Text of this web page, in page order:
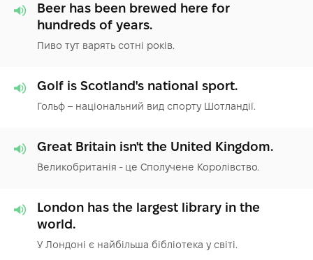
Beer has been brewed here for
hundreds of years.
Пиво тут варять сотні років.
Golf is Scotland's national sport.
Гольф – національний вид спорту Шотландії.
Great Britain isn't the United Kingdom.
Великобританія - це Сполучене Королівство.
London has the largest library in the
world.
У Лондоні є найбільша бібліотека у світі.